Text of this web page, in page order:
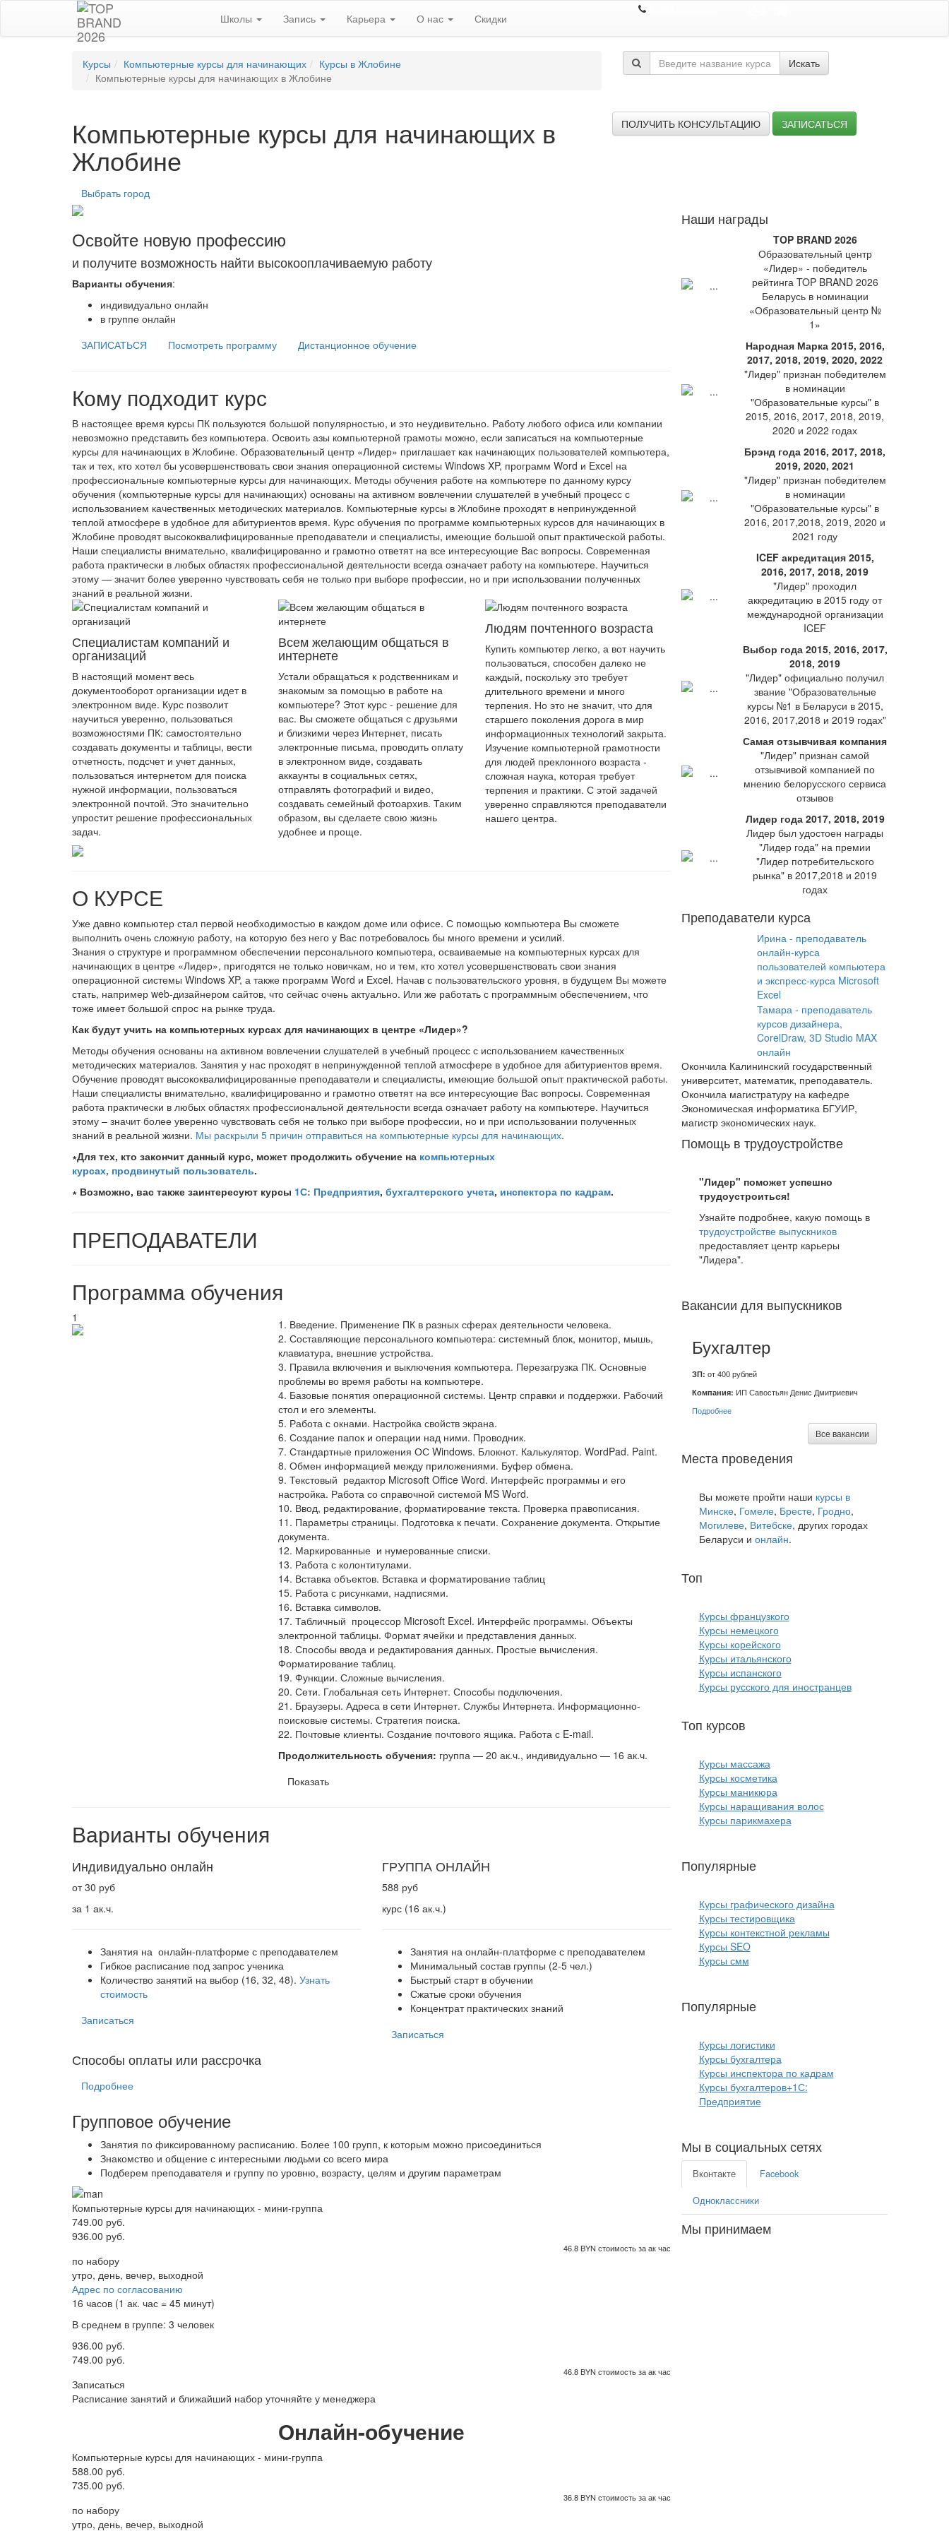
Школы Запись Карьера О нас Скидки
Курсы Компьютерные курсы для начинающих
Курсы в Жлобине
Компьютерные курсы для начинающих в Жлобине
Искать
Компьютерные курсы для начинающих в
Жлобине
ПОЛУЧИТЬ КОНСУЛЬТАЦИЮ ЗАПИСАТЬСЯ
Выбрать город
Освойте новую профессию
и получите возможность найти высокооплачиваемую работу
Варианты обучения:
индивидуально онлайн
в группе онлайн
ЗАПИСАТЬСЯ
Посмотреть программу Дистанционное обучение
Кому подходит курс
В настоящее время курсы ПК пользуются большой популярностью, и это неудивительно. Работу любого офиса или компании
невозможно представить без компьютера. Освоить азы компьютерной грамоты можно, если записаться на компьютерные
курсы для начинающих в Жлобине. Образовательный центр «Лидер» приглашает как начинающих пользователей компьютера,
так и тех, кто хотел бы усовершенствовать свои знания операционной системы Windows XP, программ Word и Excel на
профессиональные компьютерные курсы для начинающих. Методы обучения работе на компьютере по данному курсу
обучения (компьютерные курсы для начинающих) основаны на активном вовлечении слушателей в учебный процесс с
использованием качественных методических материалов. Компьютерные курсы в Жлобине проходят в непринужденной
теплой атмосфере в удобное для абитуриентов время. Курс обучения по программе компьютерных курсов для начинающих в
Жлобине проводят высококвалифицированные преподаватели и специалисты, имеющие большой опыт практической работы.
Наши специалисты внимательно, квалифицированно и грамотно ответят на все интересующие Вас вопросы. Современная
работа практически в любых областях профессиональной деятельности всегда означает работу на компьютере. Научиться
этому — значит более уверенно чувствовать себя не только при выборе профессии, но и при использовании полученных
знаний в реальной жизни.
Специалистам компаний и
организаций
В настоящий момент весь
документооборот организации идет в
электронном виде. Курс позволит
научиться уверенно, пользоваться
возможностями ПК: самостоятельно
создавать документы и таблицы, вести
отчетность, подсчет и учет данных,
пользоваться интернетом для поиска
нужной информации, пользоваться
электронной почтой. Это значительно
упростит решение профессиональных
задач.
Всем желающим общаться в
интернете
Устали обращаться к родственникам и
знакомым за помощью в работе на
компьютере? Этот курс - решение для
вас. Вы сможете общаться с друзьями
и близкими через Интернет, писать
электронные письма, проводить оплату
в электронном виде, создавать
аккаунты в социальных сетях,
отправлять фотографий и видео,
создавать семейный фотоархив. Таким
образом, вы сделаете свою жизнь
удобнее и проще.
Людям почтенного возраста
Купить компьютер легко, а вот научить
пользоваться, способен далеко не
каждый, поскольку это требует
длительного времени и много
терпения. Но это не значит, что для
старшего поколения дорога в мир
информационных технологий закрыта.
Изучение компьютерной грамотности
для людей преклонного возраста -
сложная наука, которая требует
терпения и практики. С этой задачей
уверенно справляются преподаватели
нашего центра.
О КУРСЕ
Уже давно компьютер стал первой необходимостью в каждом доме или офисе. С помощью компьютера Вы сможете
выполнить очень сложную работу, на которую без него у Вас потребовалось бы много времени и усилий.
Знания о структуре и программном обеспечении персонального компьютера, осваиваемые на компьютерных курсах для
начинающих в центре «Лидер», пригодятся не только новичкам, но и тем, кто хотел усовершенствовать свои знания
операционной системы Windows XP, а также программ Word и Excel. Начав с пользовательского уровня, в будущем Вы можете
стать, например web-дизайнером сайтов, что сейчас очень актуально. Или же работать с программным обеспечением, что
тоже имеет большой спрос на рынке труда.
Как будут учить на компьютерных курсах для начинающих в центре «Лидер»?
Методы обучения основаны на активном вовлечении слушателей в учебный процесс с использованием качественных
методических материалов. Занятия у нас проходят в непринужденной теплой атмосфере в удобное для абитуриентов время.
Обучение проводят высококвалифицированные преподаватели и специалисты, имеющие большой опыт практической работы.
Наши специалисты внимательно, квалифицированно и грамотно ответят на все интересующие Вас вопросы. Современная
работа практически в любых областях профессиональной деятельности всегда означает работу на компьютере. Научиться
этому – значит более уверенно чувствовать себя не только при выборе профессии, но и при использовании полученных
знаний в реальной жизни. Мы раскрыли 5 причин отправиться на компьютерные курсы для начинающих.
∗Для тех, кто закончит данный курс, может продолжить обучение на компьютерных
курсах, продвинутый пользователь.
∗ Возможно, вас также заинтересуют курсы 1С: Предприятия, бухгалтерского учета, инспектора по кадрам.
ПРЕПОДАВАТЕЛИ
Программа обучения
1
1. Введение. Применение ПК в разных сферах деятельности человека.
2. Составляющие персонального компьютера: системный блок, монитор, мышь,
клавиатура, внешние устройства.
3. Правила включения и выключения компьютера. Перезагрузка ПК. Основные
проблемы во время работы на компьютере.
4. Базовые понятия операционной системы. Центр справки и поддержки. Рабочий
стол и его элементы.
5. Работа с окнами. Настройка свойств экрана.
6. Создание папок и операции над ними. Проводник.
7. Стандартные приложения ОС Windows. Блокнот. Калькулятор. WordPad. Paint.
8. Обмен информацией между приложениями. Буфер обмена.
9. Текстовый редактор Microsoft Office Word. Интерфейс программы и его
настройка. Работа со справочной системой MS Wоrd.
10. Ввод, редактирование, форматирование текста. Проверка правописания.
11. Параметры страницы. Подготовка к печати. Сохранение документа. Открытие
документа.
12. Маркированные и нумерованные списки.
13. Работа с колонтитулами.
14. Вставка объектов. Вставка и форматирование таблиц
15. Работа с рисунками, надписями.
16. Вставка символов.
17. Табличный процессор Microsoft Excel. Интерфейс программы. Объекты
электронной таблицы. Формат ячейки и представления данных.
18. Способы ввода и редактирования данных. Простые вычисления.
Форматирование таблиц.
19. Функции. Сложные вычисления.
20. Сети. Глобальная сеть Интернет. Способы подключения.
21. Браузеры. Адреса в сети Интернет. Службы Интернета. Информационно-
поисковые системы. Стратегия поиска.
22. Почтовые клиенты. Создание почтового ящика. Работа с E-mail.
Продолжительность обучения: группа — 20 ак.ч., индивидуально — 16 ак.ч.
Показать
Варианты обучения
Индивидуально онлайн
от 30 руб
за 1 ак.ч.
Занятия на онлайн-платформе с преподавателем
Гибкое расписание под запрос ученика
Количество занятий на выбор (16, 32, 48). Узнать
стоимость
Записаться
ГРУППА ОНЛАЙН
588 руб
курс (16 ак.ч.)
Занятия на онлайн-платформе с преподавателем
Минимальный состав группы (2-5 чел.)
Быстрый старт в обучении
Сжатые сроки обучения
Концентрат практических знаний
Записаться
Способы оплаты или рассрочка
Подробнее
Групповое обучение
Занятия по фиксированному расписанию. Более 100 групп, к которым можно присоединиться
Знакомство и общение с интересными людьми со всего мира
Подберем преподавателя и группу по уровню, возрасту, целям и другим параметрам
Компьютерные курсы для начинающих - мини-группа
749.00 руб.
936.00 руб.
46.8 BYN стоимость за ак час
по набору
утро, день, вечер, выходной
Адрес по согласованию
16 часов (1 ак. час = 45 минут)
В среднем в группе: 3 человек
936.00 руб.
749.00 руб.
46.8 BYN стоимость за ак час
Записаться
Расписание занятий и ближайший набор уточняйте у менеджера
Онлайн-обучение
Компьютерные курсы для начинающих - мини-группа
588.00 руб.
735.00 руб.
36.8 BYN стоимость за ак час
по набору
утро, день, вечер, выходной
Наши награды
TOP BRAND 2026
Образовательный центр
«Лидер» - победитель
рейтинга TOP BRAND 2026
Беларусь в номинации
«Образовательный центр №
1»
Народная Марка 2015, 2016,
2017, 2018, 2019, 2020, 2022
"Лидер" признан победителем
в номинации
"Образовательные курсы" в
2015, 2016, 2017, 2018, 2019,
2020 и 2022 годах
Брэнд года 2016, 2017, 2018,
2019, 2020, 2021
"Лидер" признан победителем
в номинации
"Образовательные курсы" в
2016, 2017,2018, 2019, 2020 и
2021 году
ICEF акредитация 2015,
2016, 2017, 2018, 2019
"Лидер" проходил
аккредитацию в 2015 году от
международной организации
ICEF
Выбор года 2015, 2016, 2017,
2018, 2019
"Лидер" официально получил
звание "Образовательные
курсы №1 в Беларуси в 2015,
2016, 2017,2018 и 2019 годах"
Самая отзывчивая компания
"Лидер" признан самой
отзывчивой компанией по
мнению белорусского сервиса
отзывов
Лидер года 2017, 2018, 2019
Лидер был удостоен награды
"Лидер года" на премии
"Лидер потребительского
рынка" в 2017,2018 и 2019
годах
Преподаватели курса
Ирина - преподаватель
онлайн-курса
пользователей компьютера
и экспресс-курса Microsoft
Excel
Тамара - преподаватель
курсов дизайнера,
CorelDraw, 3D Studio MAX
онлайн
Окончила Калининский государственный
университет, математик, преподаватель.
Окончила магистратуру на кафедре
Экономическая информатика БГУИР,
магистр экономических наук.
Помощь в трудоустройстве
"Лидер" поможет успешно
трудоустроиться!
Узнайте подробнее, какую помощь в
трудоустройстве выпускников
предоставляет центр карьеры
"Лидера".
Вакансии для выпускников
Бухгалтер
ЗП: от 400 рублей
Компания: ИП Савостьян Денис Дмитриевич
Подробнее
Все вакансии
Места проведения
Вы можете пройти наши курсы в
Минске, Гомеле, Бресте, Гродно,
Могилеве, Витебске, других городах
Беларуси и онлайн.
Топ
Курсы французкого
Курсы немецкого
Курсы корейского
Курсы итальянского
Курсы испанского
Курсы русского для иностранцев
Топ курсов
Курсы массажа
Курсы косметика
Курсы маникюра
Курсы наращивания волос
Курсы парикмахера
Популярные
Курсы графического дизайна
Курсы тестировщика
Курсы контекстной рекламы
Курсы SEO
Курсы смм
Популярные
Курсы логистики
Курсы бухгалтера
Курсы инспектора по кадрам
Курсы бухгалтеров+1С:
Предприятие
Мы в социальных сетях
Вконтакте Facebook
Одноклассники
Мы принимаем